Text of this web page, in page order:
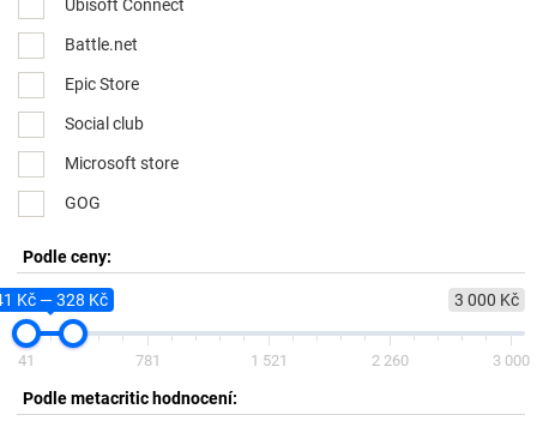
Ubisoft Connect
Battle.net
Epic Store
Social club
Microsoft store
GOG
Podle ceny:
3 000 Kč
Kč — 328 Kč
41 781 1 521 2 260 3 000
Podle metacritic hodnocení: